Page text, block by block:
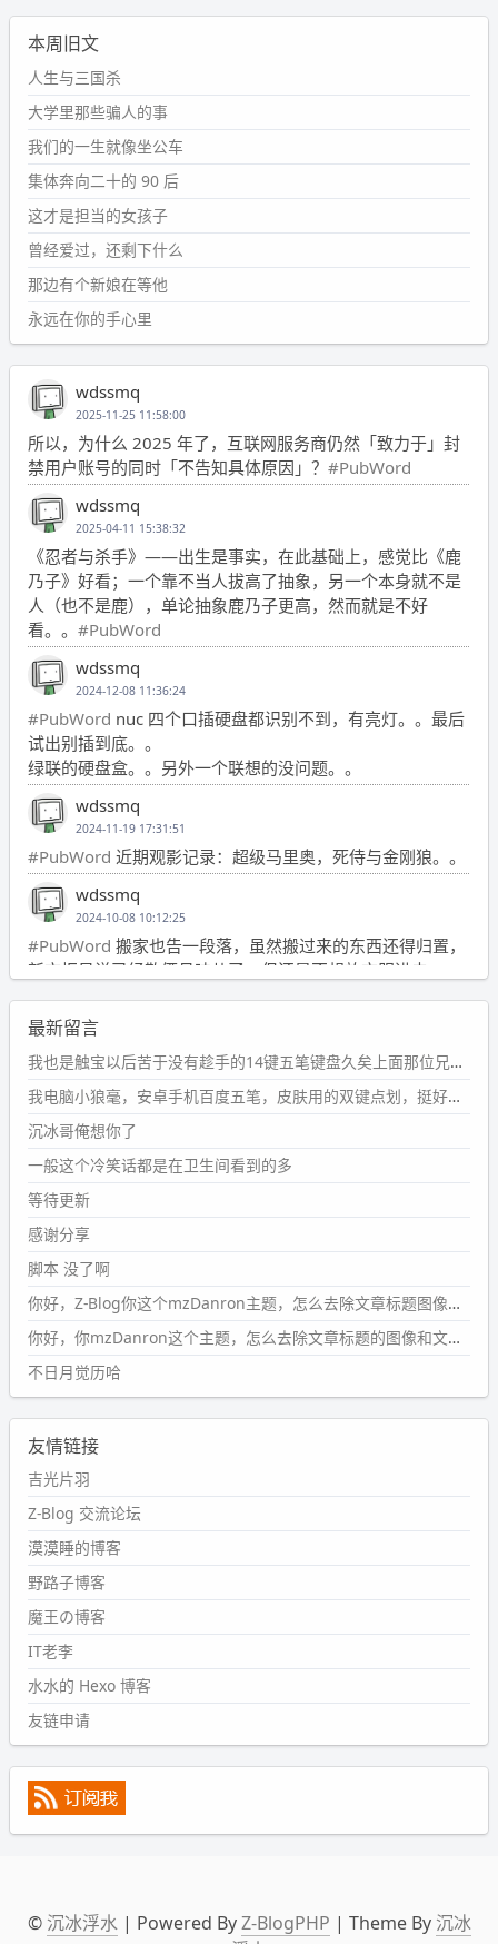
本周旧文
人生与三国杀
大学里那些骗人的事
我们的一生就像坐公车
集体奔向二十的 90 后
这才是担当的女孩子
曾经爱过，还剩下什么
那边有个新娘在等他
永远在你的手心里
wdssmq
2025-11-25 11:58:00
所以，为什么 2025 年了，互联网服务商仍然「致力于」封
禁用户账号的同时「不告知具体原因」？ #PubWord
wdssmq
2025-04-11 15:38:32
《忍者与杀手》——出生是事实，在此基础上，感觉比《鹿
乃子》好看；一个靠不当人拔高了抽象，另一个本身就不是
人（也不是鹿），单论抽象鹿乃子更高，然而就是不好
看。。 #PubWord
wdssmq
2024-12-08 11:36:24
#PubWord nuc 四个口插硬盘都识别不到，有亮灯。。最后
试出别插到底。。
绿联的硬盘盒。。另外一个联想的没问题。。
wdssmq
2024-11-19 17:31:51
#PubWord 近期观影记录：超级马里奥，死侍与金刚狼。。
wdssmq
2024-10-08 10:12:25
#PubWord 搬家也告一段落，虽然搬过来的东西还得归置，
新衣柜虽说已经散俩月味儿了，但还是不想放衣服进去。
wdssmq
2024-09-23 21:00:49
#PubWord要不我每年汇总整理一次？？碎雨集_沉冰浮水_
第1页https://www.wdssmq.com/tag/%E7%A2%8E%E9%9
B%A8%E9%9B%86/
wdssmq
2024-09-23 20:58:40
#PubWord
条嘟？？？？
wdssmq
2024-09-15 10:32:07
#PubWordVSCode 内 git 操作卡住的时候没办法主动取消
一直是个痛点，一般都是推送或拉取，今天连提交都卡
了。。
wdssmq
2024-09-11 08:45:43
#PubWord
然后天凉了，为了应对踢被子买了睡袋，不知道 1.2 米会不
会略窄。。
wdssmq
2024-09-09 19:43:00
#PubWord
表，21 年 11 月底发现 B 站上线了这部，直到前几天才看
完，还是分两次看的。。接下来有五项是 2019 年的，都是
电影 —— 略长的待办列表。。
最新留言
我也是触宝以后苦于没有趁手的14键五笔键盘久矣上面那位兄台用的百度双键点划布局我也用过很久，那个皮肤做得很粗糙，个别键位的触发区域是错位的，快速打字时很容易出错，修改它的皮肤文件校正后勉强能用，但早年出的皮肤分辨率太低，实在谈不上美观。百度小米定制版的商店里有一个"小黑板"皮肤还不错(百度官方输入法商店里没有)，但那个风格我不喜欢这两天找到了一个叫"森林集"的公众号，开发了海量的皮肤，很多都有14键版本，付费但很便宜，几块钱，终于有自己满意的输入法了搜了一下，这个工作室还是百度的官方合作伙伴，不知道为什么14键作品都不在官方商店上架，难道是百度官方在刻意放弃14键？
我电脑小狼毫，安卓手机百度五笔，皮肤用的双键点划，挺好的。
沉冰哥俺想你了
一般这个冷笑话都是在卫生间看到的多
等待更新
感谢分享
脚本 没了啊
你好，Z-Blog你这个mzDanron主题，怎么去除文章标题图像和文章摘要，仅显示标题，感谢回复！
你好，你mzDanron这个主题，怎么去除文章标题的图像和文章摘要！仅显示标题，感谢回复解决！
不日月觉历哈
友情链接
吉光片羽
Z-Blog 交流论坛
漠漠睡的博客
野路子博客
魔王の博客
IT老李
水水的 Hexo 博客
友链申请
© 沉冰浮水| Powered ByZ-BlogPHP | Theme By 沉冰